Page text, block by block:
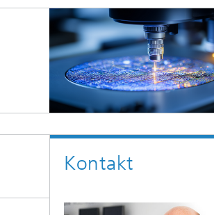
Hybride Integration und Sensorik
Technologie und Infrastruktur
INFOS ZUM
FRAUNHOFER
HHI ALS
ARBEITGEBER
Kontakt